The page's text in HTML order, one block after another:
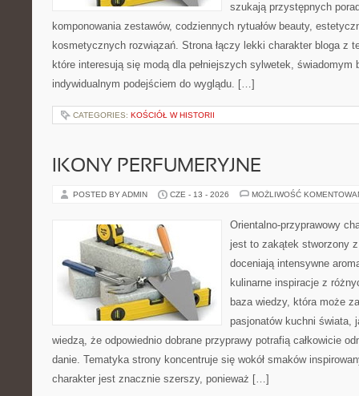
szukają przystępnych
komponowania zestawów, codziennych rytuałów beauty,
kosmetycznych rozwiązań. Strona łączy lekki charakter bloga z
które interesują się modą dla pełniejszych sylwetek, świadomym
indywidualnym podejściem do wyglądu. […]
CATEGORIES: KOŚCIÓŁ W HISTORII
IKONY PERFUMERYJNE
POSTED BY ADMIN CZE - 13 - 2026 MOŻLIWOŚĆ
Orientalno-przyprawowy
jest to zakątek stworzony
doceniają intensywne
kulinarne inspiracje z
baza wiedzy, która może
pasjonatów kuchni świata,
wiedzą, że odpowiednio dobrane przyprawy potrafią całkowicie
danie. Tematyka strony koncentruje się wokół smaków
charakter jest znacznie szerszy, ponieważ […]